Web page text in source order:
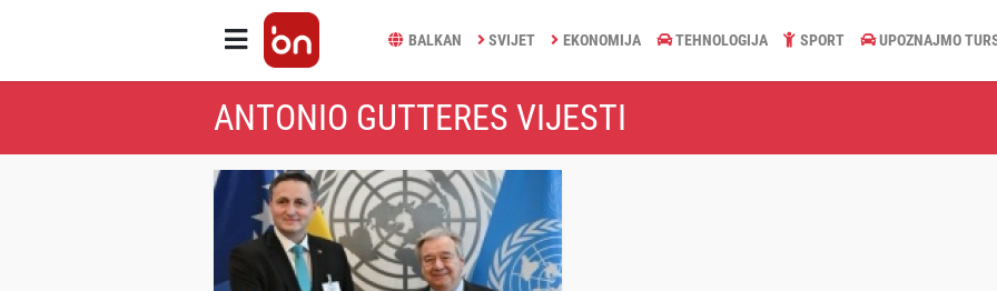
BALKAN SVIJET EKONOMIJA TEHNOLOGIJA SPORT UPOZNAJMO
ANTONIO GUTTERES VIJESTI